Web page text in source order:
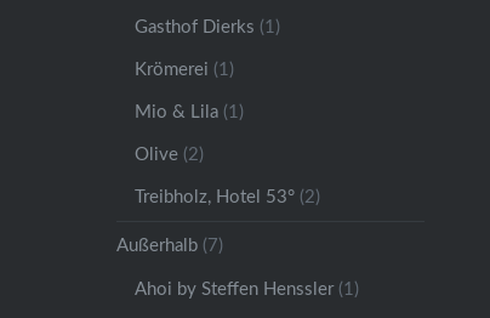
Gasthof Dierks (1)
Krömerei (1)
Mio & Lila (1)
Olive (2)
Treibholz, Hotel 53° (2)
Außerhalb (7)
Ahoi by Steffen Henssler(1)